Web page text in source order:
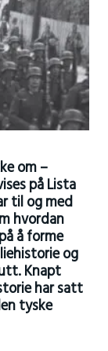
om –
på Lista
til og med
hvordan
å forme
og
Knapt
har satt
tyske